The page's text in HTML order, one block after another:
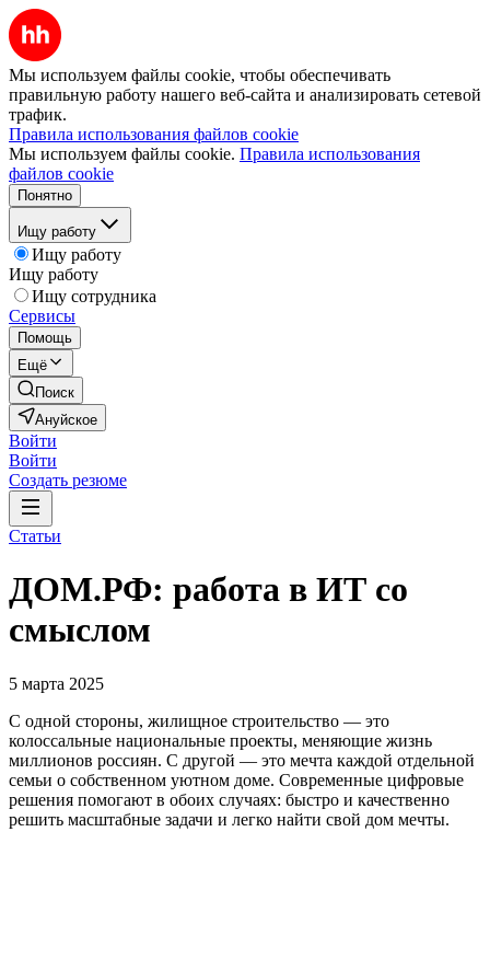
Мы используем файлы cookie, чтобы обеспечивать
правильную работу нашего веб-сайта и анализировать сетевой
трафик.
Правила использования файлов cookie
Мы используем файлы cookie. Правила использования
файлов cookie
Понятно
Ищу работу
Ищу работу
Ищу работу
Ищу сотрудника
Сервисы
Помощь
Ещё
Поиск
Ануйское
Войти
Войти
Создать резюме
Статьи
ДОМ.РФ: работа в ИТ со
смыслом
5 марта 2025
С одной стороны, жилищное строительство — это
колоссальные национальные проекты, меняющие жизнь
миллионов россиян. С другой — это мечта каждой отдельной
семьи о собственном уютном доме. Современные цифровые
решения помогают в обоих случаях: быстро и качественно
решить масштабные задачи и легко найти свой дом мечты.